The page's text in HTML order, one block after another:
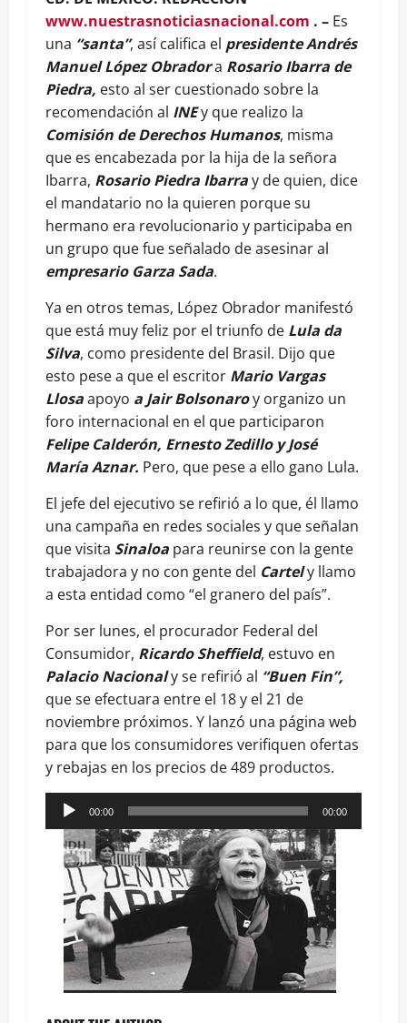
www.nuestrasnoticiasnacional.com . – Es
una “santa”, así califica el presidente Andrés
Manuel López Obradora Rosario Ibarra de
Piedra, esto al ser cuestionado sobre la
recomendación al INEy que realizo la
Comisión de Derechos Humanos, misma
que es encabezada por la hija de la señora
Ibarra, Rosario Piedra Ibarray de quien, dice
el mandatario no la quieren porque su
hermano era revolucionario y participaba en
un grupo que fue señalado de asesinar al
empresario Garza Sada.
Ya en otros temas, López Obrador manifestó
que está muy feliz por el triunfo de Lula da
Silva, como presidente del Brasil. Dijo que
esto pese a que el escritor Mario Vargas
Llosaapoyo a Jair Bolsonaroy organizo un
foro internacional en el que participaron
Felipe Calderón, Ernesto Zedillo y José
María Aznar. Pero, que pese a ello gano Lula.
El jefe del ejecutivo se refirió a lo que, él llamo
una campaña en redes sociales y que señalan
que visita Sinaloa para reunirse con la gente
trabajadora y no con gente del Cartely llamo
a esta entidad como “el granero del país”.
Por ser lunes, el procurador Federal del
Consumidor, Ricardo Sheffield, estuvo en
Palacio Nacionaly se refirió al “Buen Fin”,
que se efectuara entre el 18 y el 21 de
noviembre próximos. Y lanzó una página web
para que los consumidores verifiquen ofertas
y rebajas en los precios de 489 productos.
Reproductor
de
audio
00:00 00:00